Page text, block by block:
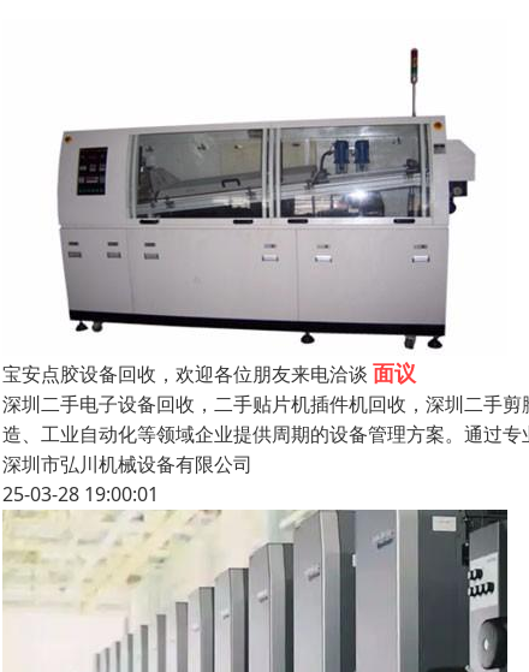
宝安点胶设备回收，欢迎各位朋友来电洽谈 面议
深圳二手电子设备回收，二手贴片机插件机回收，深圳二手
造、工业自动化等领域企业提供周期的设备管理方案。通过
深圳市弘川机械设备有限公司
25-03-28 19:00:01